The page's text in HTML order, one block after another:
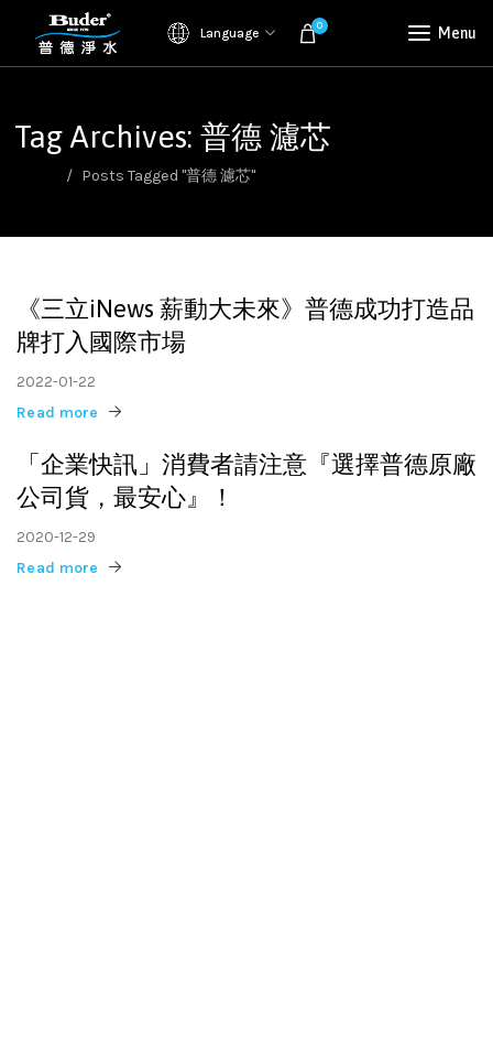
Language 0 Menu
Tag Archives: 普德 濾芯
Posts Tagged "普德 濾芯"
《三立iNews 薪動大未來》普德成功打造品
牌打入國際市場
2022-01-22
Read more
「企業快訊」消費者請注意『選擇普德原廠
公司貨，最安心』！
2020-12-29
Read more